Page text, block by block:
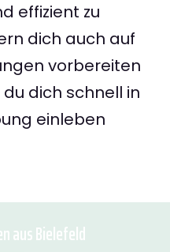
effizient zu
dich auch auf
vorbereiten
dich schnell in
einleben
aus Bielefeld